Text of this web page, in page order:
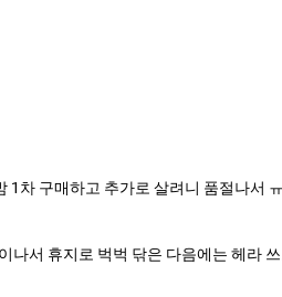
차 구매하고 추가로 살려니 품절나서
서 휴지로 벅벅 닦은 다음에는 헤라